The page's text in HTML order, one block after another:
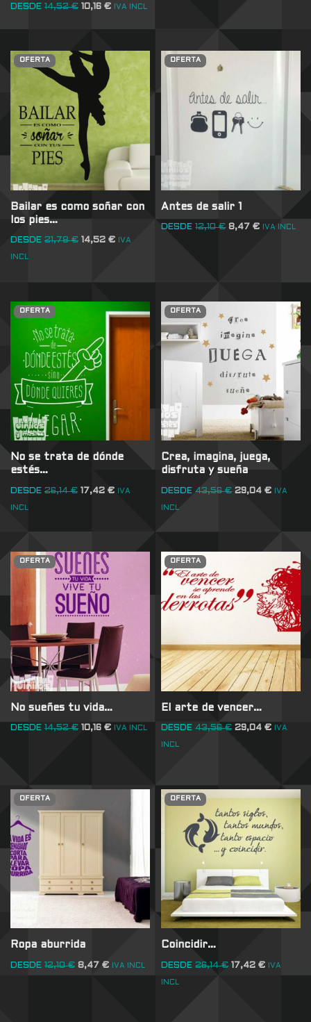
DESDE 14,52€ 10,16 € IVA INCL
OFERTA
Bailar es como soñar con
los pies…
DESDE 21,78€ 14,52 € IVA
INCL
OFERTA
Antes de salir 1
DESDE 12,10€ 8,47€ IVA INCL
OFERTA
No se trata de dónde
estés…
DESDE 26,14€ 17,42 € IVA
INCL
OFERTA
Crea, imagina, juega,
disfruta y sueña
DESDE 43,56€ 29,04€ IVA
INCL
OFERTA
No sueñes tu vida…
DESDE 14,52€ 10,16 € IVA INCL
OFERTA
El arte de vencer…
DESDE 43,56€ 29,04€ IVA
INCL
OFERTA
Ropa aburrida
DESDE 12,10€ 8,47 € IVA INCL
OFERTA
Coincidir…
DESDE 26,14€ 17,42€ IVA
INCL